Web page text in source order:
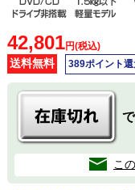
42,801円(税込)
送料無料 389ポイント還
こ